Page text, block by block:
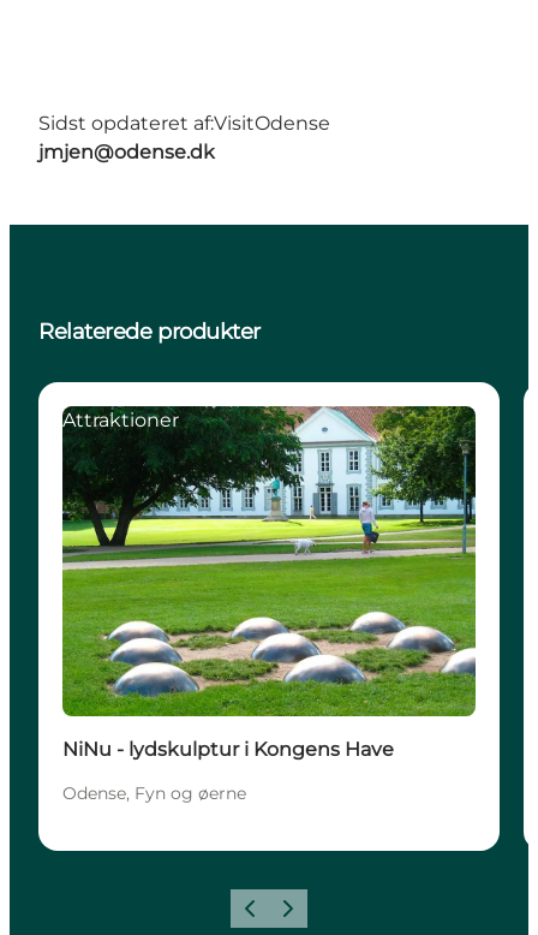
Sidst opdateret af:VisitOdense
jmjen@odense.dk
Relaterede produkter
Attraktioner
NiNu - lydskulptur i Kongens Have
Odense, Fyn og øerne
ForrigeNæste